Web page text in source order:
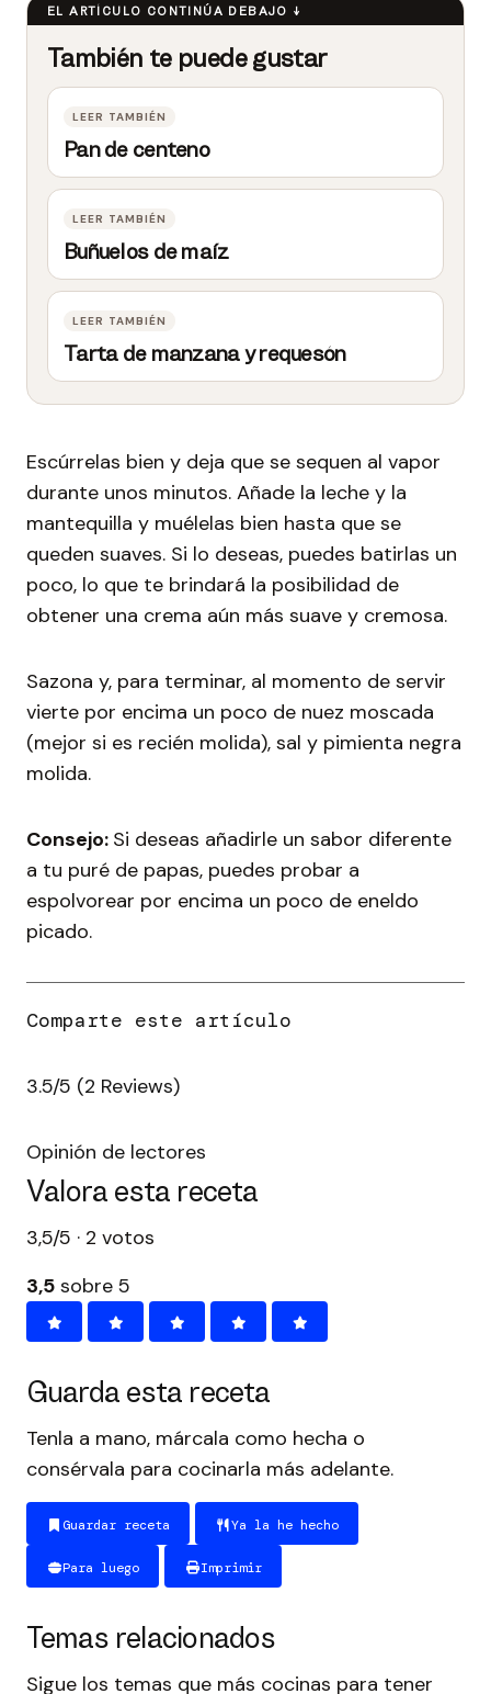
Pan de centeno
Buñuelos de maíz
Tarta de manzana y requesón
Escúrrelas bien y deja que se sequen al vapor
durante unos minutos. Añade la leche y la
mantequilla y muélelas bien hasta que se
queden suaves. Si lo deseas, puedes batirlas un
poco, lo que te brindará la posibilidad de
obtener una crema aún más suave y cremosa.
Sazona y, para terminar, al momento de servir
vierte por encima un poco de nuez moscada
(mejor si es recién molida), sal y pimienta negra
molida.
Consejo: Si deseas añadirle un sabor diferente
a tu puré de papas, puedes probar a
espolvorear por encima un poco de eneldo
picado.
3.5/5 (2 Reviews)
Opinión de lectores
Valora esta receta
3,5/5 · 2 votos
3,5 sobre 5
Guarda esta receta
Tenla a mano, márcala como hecha o
consérvala para cocinarla más adelante.
Guardar receta Ya la he hecho
Para luego Imprimir
Temas relacionados
Sigue los temas que más cocinas para tener